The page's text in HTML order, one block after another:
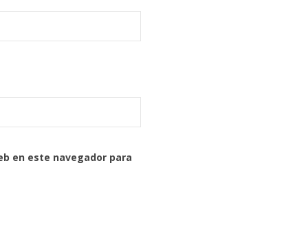
en este navegador para